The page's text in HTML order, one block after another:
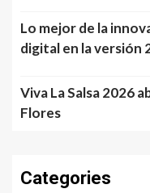
Lo mejor de la
digital en la versión
Viva La Salsa 2026
Flores
Categories